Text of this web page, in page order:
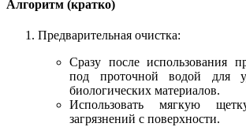
Алгоритм (кратко)
Предварительная очистка:
Сразу после использования
под проточной водой для
биологических материалов.
Использовать мягкую
загрязнений с поверхности.